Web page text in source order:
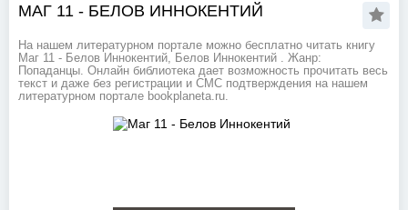
МАГ 11 - БЕЛОВ ИННОКЕНТИЙ
На нашем литературном портале можно бесплатно читать книгу
Маг 11 - Белов Иннокентий, Белов Иннокентий . Жанр:
Попаданцы. Онлайн библиотека дает возможность прочитать весь
текст и даже без регистрации и СМС подтверждения на нашем
литературном портале bookplaneta.ru.